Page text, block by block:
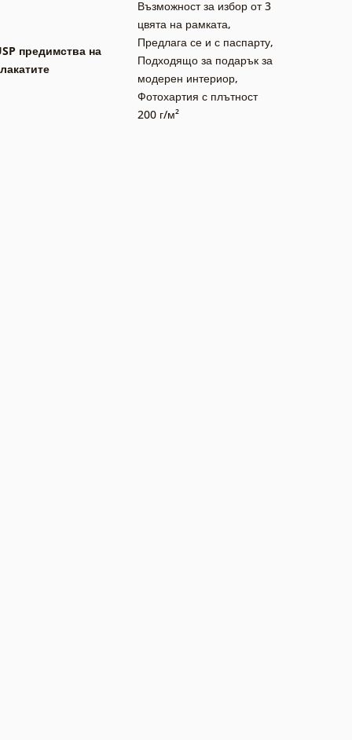
предимства на
Възможност за избор от 3
цвята на рамката,
Предлага се и с паспарту,
Подходящо за подарък за
модерен интериор,
Фотохартия с плътност
200 г/м²